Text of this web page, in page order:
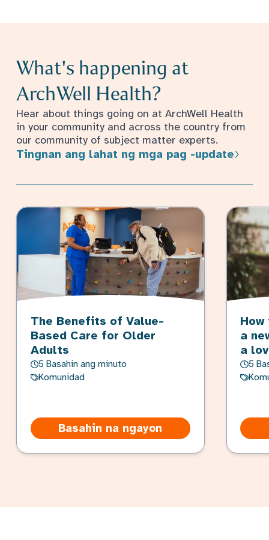
What's happening at
ArchWell Health?
Hear about things going on at ArchWell Health
in your community and across the country from
our community of subject matter experts.
Tingnan ang lahat ng mga pag -update
The Benefits of Value-
Based Care for Older
Adults
5 Basahin ang minuto
Komunidad
Basahin na ngayon
a
a
5